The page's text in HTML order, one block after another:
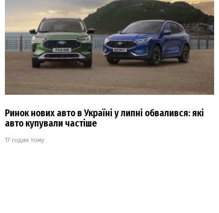
Ринок нових авто в Україні у липні обвалився: які
авто купували частіше
17 годин тому